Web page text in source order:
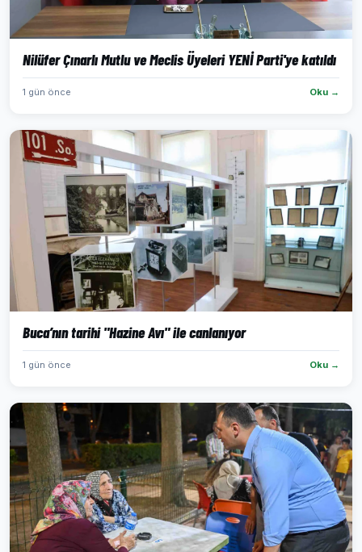
Nilüfer Çınarlı Mutlu ve Meclis Üyeleri YENİ Parti'ye katıldı
1 gün önce Oku →
Buca’nın tarihi "Hazine Avı" ile canlanıyor
1 gün önce Oku →